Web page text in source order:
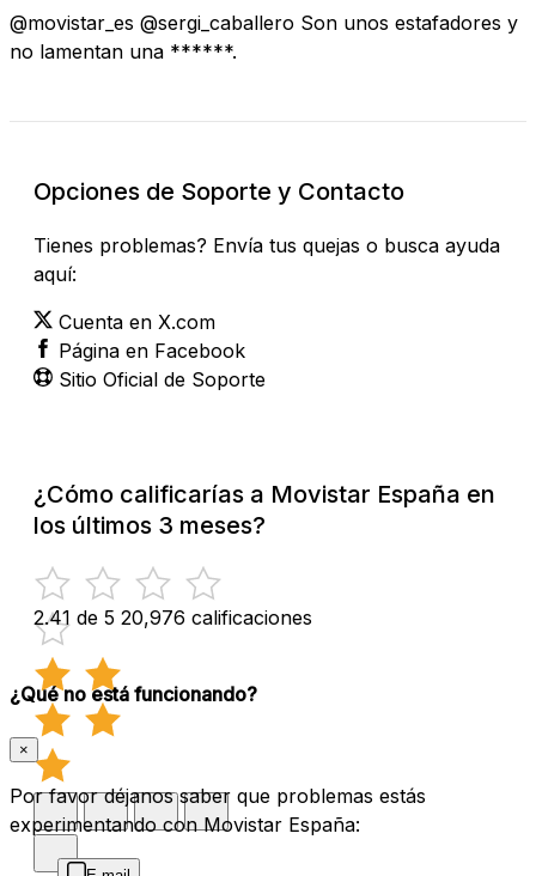
@movistar_es @sergi_caballero Son unos estafadores y
no lamentan una ******.
Opciones de Soporte y Contacto
Tienes problemas? Envía tus quejas o busca ayuda
aquí:
Cuenta en X.com
Página en Facebook
Sitio Oficial de Soporte
¿Cómo calificarías a Movistar España en
los últimos 3 meses?
2.41 de 5 20,976 calificaciones
¿Qué no está funcionando?
×
Por favor déjanos saber que problemas estás
experimentando con Movistar España: